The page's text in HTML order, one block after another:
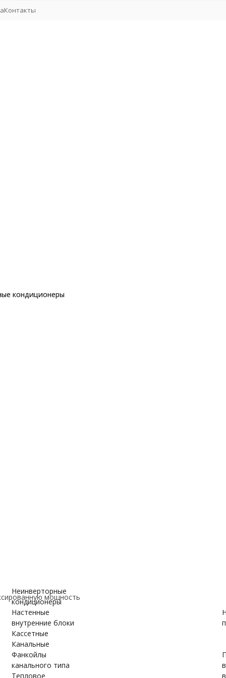
Контакты
кондиционеры
Неинверторные
кондиционеры
Настенные
внутренние блоки
Кассетные
Канальные
Фанкойлы
канального типа
Тепловое
мощность